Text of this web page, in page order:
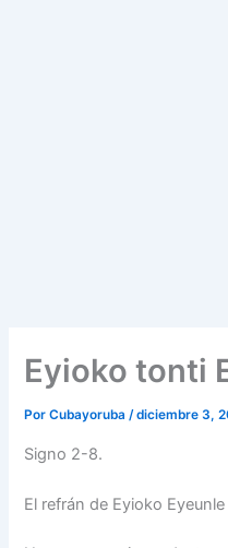
Eyioko tonti
PorCubayoruba/diciembre 3,
Signo 2-8.
El refrán de Eyioko